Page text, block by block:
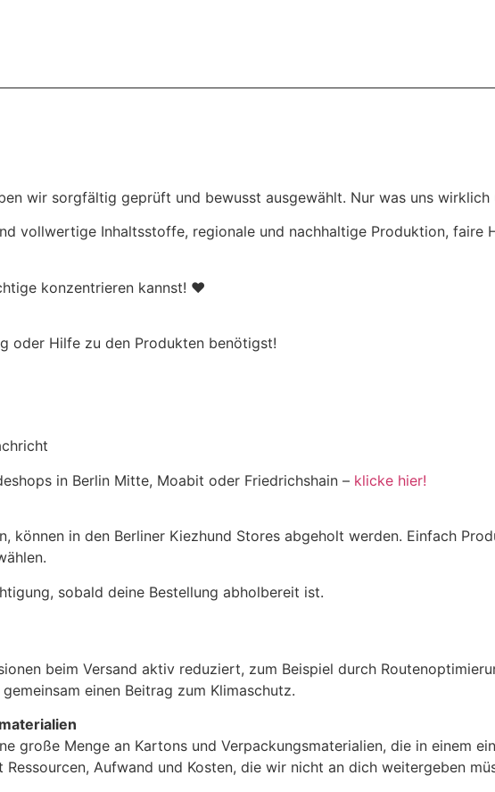
wir sorgfältig geprüft und bewusst ausgewählt. Nur was uns
vollwertige Inhaltsstoffe, regionale und nachhaltige Produktion, faire
konzentrieren kannst! ♥
oder Hilfe zu den Produkten benötigst!
in Berlin Mitte, Moabit oder Friedrichshain – klicke hier!
können in den Berliner Kiezhund Stores abgeholt werden. Einfach
sobald deine Bestellung abholbereit ist.
beim Versand aktiv reduziert, zum Beispiel durch
einen Beitrag zum Klimaschutz.
große Menge an Kartons und Verpackungsmaterialien, die in einem
Aufwand und Kosten, die wir nicht an dich weitergeben